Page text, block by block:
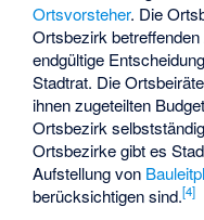
Ortsvorsteher. Die
Ortsbezirk
endgültige
Stadtrat. Die
ihnen zugeteilten
Ortsbezirk
Ortsbezirke gibt es
Aufstellung von
berücksichtigen sind.[4]